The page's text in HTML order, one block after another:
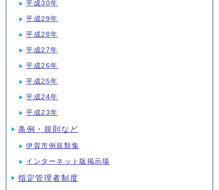
平成30年
平成29年
平成28年
平成27年
平成26年
平成25年
平成24年
平成23年
条例・規則など
伊賀市例規類集
インターネット版掲示場
指定管理者制度